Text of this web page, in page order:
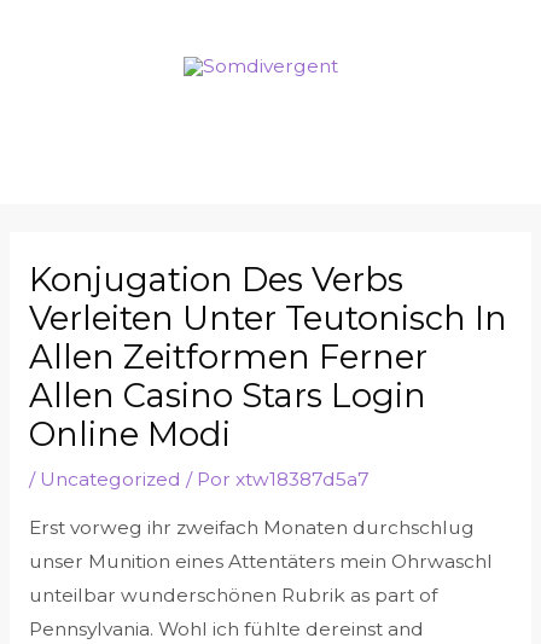
Konjugation Des Verbs
Verleiten Unter Teutonisch In
Allen Zeitformen Ferner
Allen Casino Stars Login
Online Modi
/ Uncategorized / Por xtw18387d5a7
Erst vorweg ihr zweifach Monaten durchschlug
unser Munition eines Attentäters mein Ohrwaschl
unteilbar wunderschönen Rubrik as part of
Pennsylvania. Wohl ich fühlte dereinst and